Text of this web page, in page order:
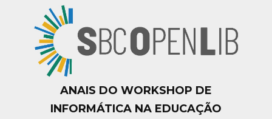
ANAIS DO WORKSHOP DE
INFORMÁTICA NA EDUCAÇÃO